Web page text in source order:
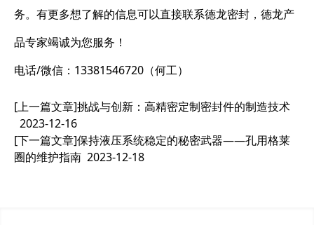
务。有更多想了解的信息可以直接联系德龙密封，德龙产
品专家竭诚为您服务！
电话/微信：13381546720（何工）
[上一篇文章]挑战与创新：高精密定制密封件的制造技术
2023-12-16
[下一篇文章]保持液压系统稳定的秘密武器——孔用格莱
圈的维护指南 2023-12-18